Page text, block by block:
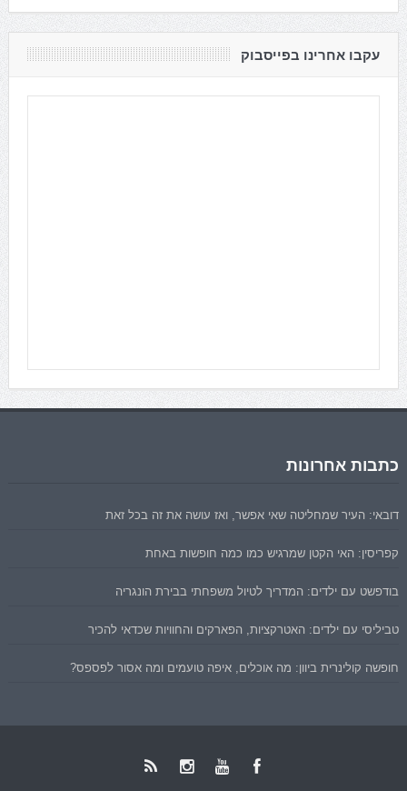
עקבו אחרינו בפייסבוק
כתבות אחרונות
דובאי: העיר שמחליטה שאי אפשר, ואז עושה את זה בכל זאת
קפריסין: האי הקטן שמרגיש כמו כמה חופשות באחת
בודפשט עם ילדים: המדריך לטיול משפחתי בבירת הונגריה
טביליסי עם ילדים: האטרקציות, הפארקים והחוויות שכדאי להכיר
חופשה קולינרית ביוון: מה אוכלים, איפה טועמים ומה אסור לפספס?